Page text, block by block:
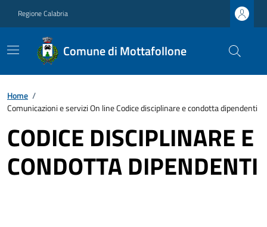
Regione Calabria
Comune di Mottafollone
Home /
Comunicazioni e servizi On line Codice disciplinare e condotta dipendenti
CODICE DISCIPLINARE E
CONDOTTA DIPENDENTI